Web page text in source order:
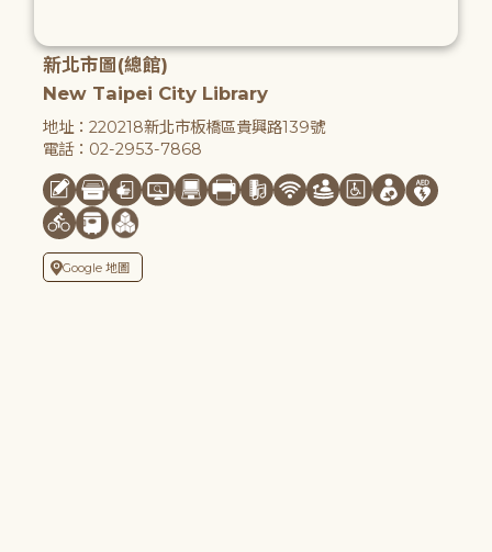
新北市圖(總館)
New Taipei City Library
地址：220218新北市板橋區貴興路139號
電話：02-2953-7868
Google 地圖